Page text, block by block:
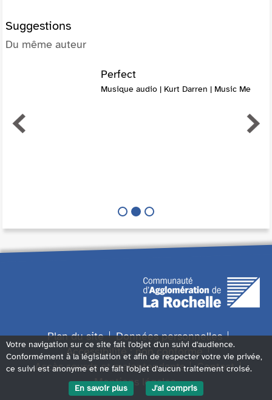
Suggestions
Du même auteur
Perfect
Musique audio | Kurt Darren | Music Me
Plan du site
Données personnelles
Accessibilité : non conforme
Accès sourds et malentendants
Contact
Mentions légales
Votre navigation sur ce site fait l'objet d'un suivi d'audience.
Conformément à la législation et afin de respecter votre vie privée,
ce suivi est anonyme et ne fait l'objet d'aucun traitement croisé.
En savoir plus
J'ai compris